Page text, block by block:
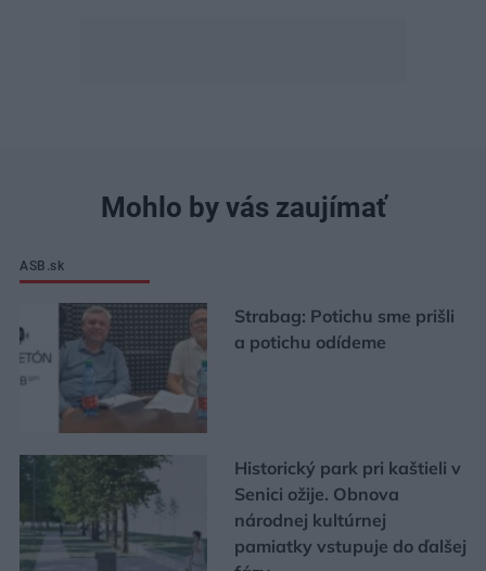
Mohlo by vás zaujímať
ASB.sk
Strabag: Potichu sme prišli
a potichu odídeme
Historický park pri kaštieli v
Senici ožije. Obnova
národnej kultúrnej
pamiatky vstupuje do ďalšej